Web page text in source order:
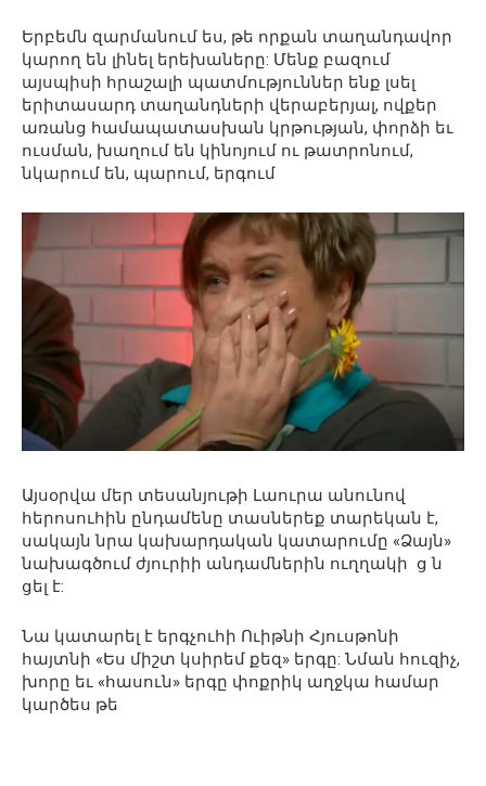
Երբեմն զարմանում ես, թե որքան տաղանդավոր
կարող են լինել երեխաները: Մենք բազում
այսպիսի հրաշալի պատմություններ ենք լսել
երիտասարդ տաղանդների վերաբերյալ, ովքեր
առանց համապատասխան կրթության, փորձի եւ
ուսման, խաղում են կինոյում ու թատրոնում,
նկարում են, պարում, երգում
Այսօրվա մեր տեսանյութի Լաուրա անունով
հերոսուհին ընդամենը տասներեք տարեկան է,
սակայն նրա կախարդական կատարումը «Ձայն»
նախագծում ժյուրիի անդամներին ուղղակի ց ն
ցել է:
Նա կատարել է երգչուհի Ուիթնի Հյուսթոնի
հայտնի «Ես միշտ կսիրեմ քեզ» երգը: Նման հուզիչ,
խորը եւ «հասուն» երգը փոքրիկ աղջկա համար
կարծես թե